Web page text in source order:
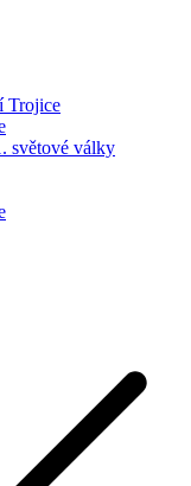
Trojice
světové války